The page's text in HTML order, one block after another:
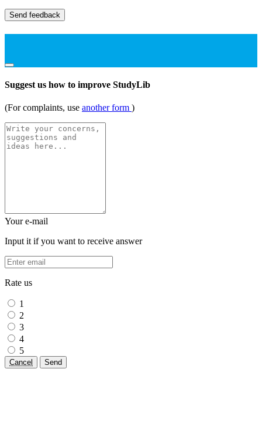
Send feedback
Suggest us how to improve StudyLib
(For complaints, use another form )
Your e-mail
Input it if you want to receive answer
Rate us
1
2
3
4
5
Cancel Send